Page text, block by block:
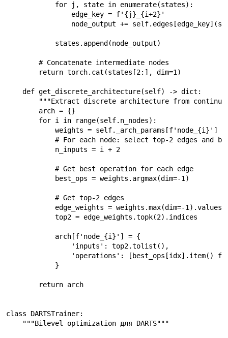
            for j, state in enumerate(states):
                edge_key = f'{j}_{i+2}'
node_output +=
            states.append(node_output)
        # Concatenate intermediate nodes
        return torch.cat(states[2:], dim=1)
    def get_discrete_architecture(self) -> dict:
"""Extract discrete architecture from
        arch = {}
        for i in range(self.n_nodes):
            weights = self._arch_params[f'node_{i}']
# For each node: select top-2 edges and
            n_inputs = i + 2
            # Get best operation for each edge
            best_ops = weights.argmax(dim=-1)
            # Get top-2 edges
            edge_weights = weights.max(dim=-1).values
            top2 = edge_weights.topk(2).indices
            arch[f'node_{i}'] = {
                'inputs': top2.tolist(),
'operations': [best_ops[idx].item()
            }
        return arch
class DARTSTrainer:
    """Bilevel optimization для DARTS"""